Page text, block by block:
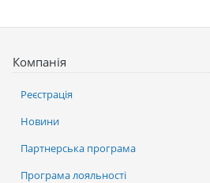
Компанія
Реєстрація
Новини
Партнерська програма
Програма лояльності